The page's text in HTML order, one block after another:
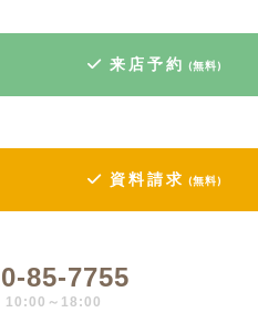
来店予約 (無料)
資料請求 (無料)
85-7755
～18:00